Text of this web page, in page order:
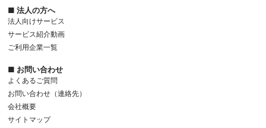
■ 法人の方へ
法人向けサービス
サービス紹介動画
ご利用企業一覧
■ お問い合わせ
よくあるご質問
お問い合わせ（連絡先）
会社概要
サイトマップ